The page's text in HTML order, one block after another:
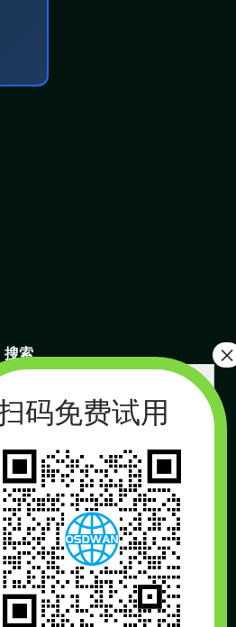
搜索
搜
索
联系我们
杭州（总部） 北京 长沙
广州
合作：17357178761（微信同
号）
周一到周五 : 9:00 – 21:00